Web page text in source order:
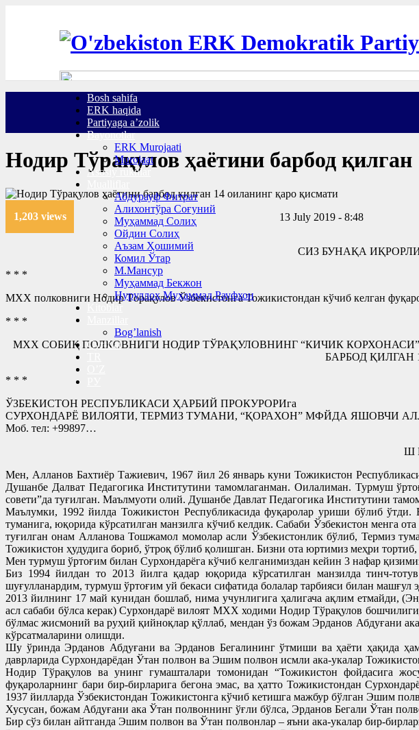
Bosh sahifa
ERK haqida
Partiyaga a’zolik
Bayonotlar
ERK Murojaati
Murojaat
Asosiy ruknlar
Абдурауф Фитрат
Алихонтўра Соғуний
Муҳаммад Солиҳ
Ойдин Солиҳ
Аъзам Ҳошимий
Комил Ўтар
М.Мансур
Муҳаммад Бекжон
Нуруллоҳ Муҳаммад Рауфхон
Kitoblar
Bog’lanish
Cyr-Lat
Нодир Тўрақулов ҳаётини барбод
1,203 views 13 July 2019 - 8:48
СИЗ БУНАҚА
* * *
МХХ полковниги Нодир Тoрақулов Ўзбекистонга Тожикистондан кўчиб келган
* * *
МХХ СОБИҚ ПОЛКОВНИГИ НОДИР ТЎРАҚУЛОВНИНГ “КИЧИК
БАРБОД
* * *
ЎЗБЕКИСТОН РЕСПУБЛИКАСИ ҲАРБИЙ ПРОКУРОРИга
СУРХОНДАРЁ ВИЛОЯТИ, ТЕРМИЗ ТУМАНИ, “ҚОРАХОН” МФЙДА ЯШОВЧИ
Моб. тел: +99897…
Ш
Мен, Алланов Бахтиёр Тажиевич, 1967 йил 26 январь куни Тожикистон
Душанбе Далват Педагогика Институтини тамомлаганман. Оилалиман. Турмуш
совети”да туғилган. Маълмуоти олий. Душанбе Давлат Педагогика Институтини
Маълумки, 1992 йилда Тожикистон Республикасида фуқаролар уриши бўлиб
туманига, юқорида кўрсатилган манзилга кўчиб келдик. Сабаби Ўзбекистон менга
туғилган онам Алланова Тошжамол момолар асли Ўзбекистонлик бўлиб, Термиз
Тожикистон ҳудудига бориб, ўтроқ бўлиб қолишган. Бизни ота юртимиз меҳри тортиб,
Мен турмуш ўртоғим билан Сурхондарёга кўчиб келганимиздан кейин 3 нафар
Биз 1994 йилдан то 2013 йилга қадар юқорида кўрсатилган манзилда тинч-
шуғулланардим, турмуш ўртоғим уй бекаси сифатида болалар тарбияси билан машғул
2013 йилнинг 17 май кунидан бошлаб, нима учунлигига ҳалигача ақлим етмайди,
асл сабаби бўлса керак) Сурхондарё вилоят МХХ ходими Нодир Тўрақулов
бўлмас жисмоний ва руҳий қийноқлар қўллаб, мендан ўз божам Эрданов Абдуғани
кўрсатмаларини олишди.
Шу ўринда Эрданов Абдуғани ва Эрданов Бегалининг ўтмиши ва ҳаёти ҳақида
даврларида Сурхондарёдан Ўтан полвон ва Эшим полвон исмли ака-укалар
Нодир Тўрақулов ва унинг гумашталари томонидан “Тожикистон фойдасига
фуқароларнинг бари бир-бирларига бегона эмас, ва ҳатто Тожикистондан
1937 йилларда Ўзбекистондан Тожикистонга кўчиб кетишга мажбур бўлган Эшим
Хусусан, божам Абдуғани ака Ўтан полвоннинг ўғли бўлса, Эрданов Бегали Ўтан
Бир сўз билан айтганда Эшим полвон ва Ўтан полвонлар – яъни ака-укалар бир-